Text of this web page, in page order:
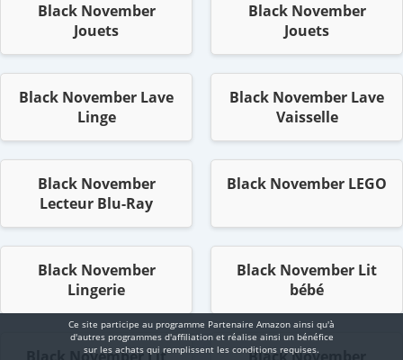
Black November
Jouets
Black November
Jouets
Black November Lave
Linge
Black November Lave
Vaisselle
Black November
Lecteur Blu-Ray
Black November LEGO
Black November
Lingerie
Black November Lit
bébé
Ce site participe au programme Partenaire Αmazοn ainsi qu'à
d'autres programmes d'affiliation et réalise ainsi un bénéfice
sur les achats qui remplissent les conditions requises.